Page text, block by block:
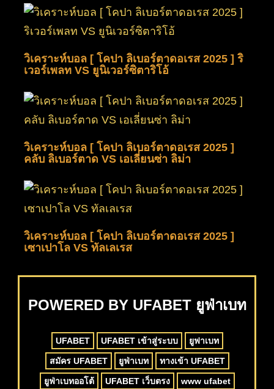
วิเคราะห์บอล [ โคปา ลิเบอร์ตาดอเรส 2025 ] ริ
เวอร์เพลท VS ยูนิเวอร์ซิตาริโอ้
วิเคราะห์บอล [ โคปา ลิเบอร์ตาดอเรส 2025 ]
คลับ ลิเบอร์ตาด VS เอเลี่ยนซ่า ลิม่า
วิเคราะห์บอล [ โคปา ลิเบอร์ตาดอเรส 2025 ]
เซาเปาโล VS ทัลเลเรส
POWERED BY UFABET ยูฟ่าเบท
UFABET UFABET เข้าสู่ระบบ ยูฟาเบท
สมัคร UFABET ยูฟ่าเบท ทางเข้า UFABET
ยูฟ่าเบทออโต้ UFABET เว็บตรง www ufabet